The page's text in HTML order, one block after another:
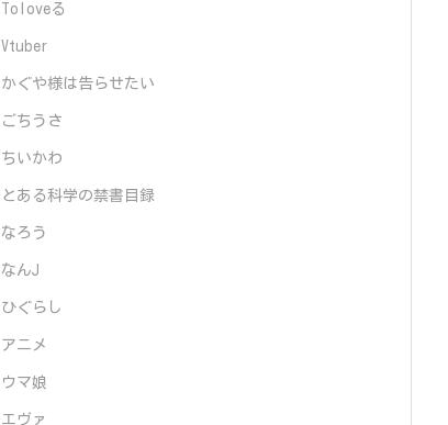
Toloveる
Vtuber
かぐや様は告らせたい
ごちうさ
ちいかわ
とある科学の禁書目録
なろう
なんJ
ひぐらし
アニメ
ウマ娘
エヴァ